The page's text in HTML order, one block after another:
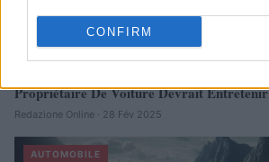
CONFIRM
Propriétaire De Voiture Devrait Entretenir
Redazione Online · 28 Fév 2025
AUTOMOBILE